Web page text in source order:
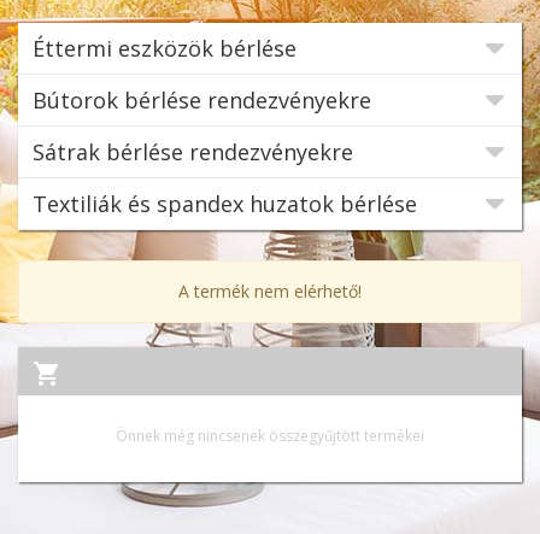
Éttermi eszközök bérlése
Bútorok bérlése rendezvényekre
Sátrak bérlése rendezvényekre
Textiliák és spandex huzatok bérlése
A termék nem elérhető!
Önnek még nincsenek összegyűjtött termékei